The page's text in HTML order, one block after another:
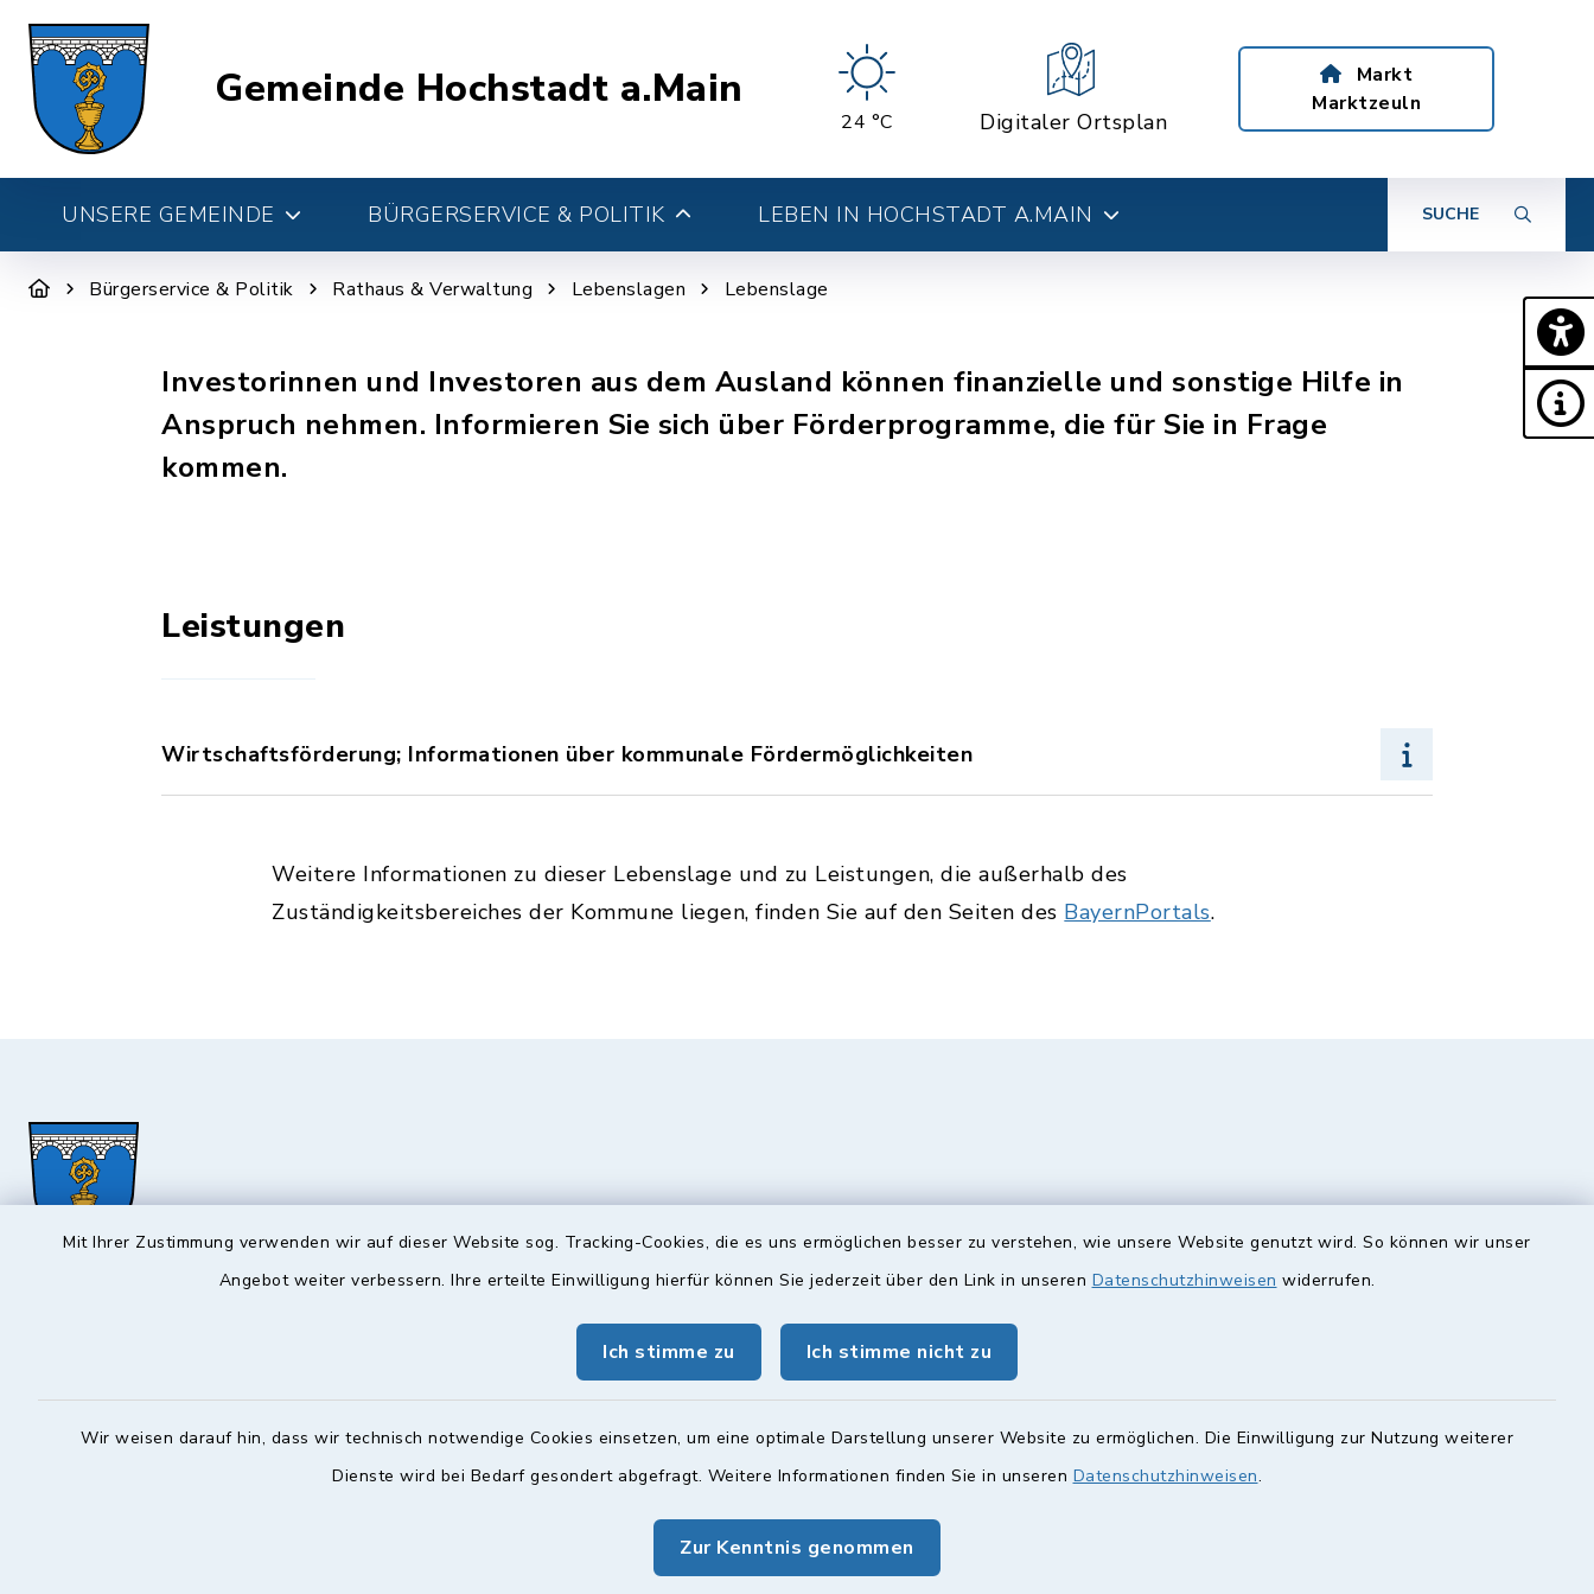
Mit Ihrer Zustimmung verwenden wir auf dieser Website sog. Tracking-Cookies, die es uns ermöglichen besser zu verstehen, wie unsere Website genutzt wird. So können wir unser
Angebot weiter verbessern. Ihre erteilte Einwilligung hierfür können Sie jederzeit über den Link in unseren Datenschutzhinweisen widerrufen.
Ich stimme zu Ich stimme nicht zu
Wir weisen darauf hin, dass wir technisch notwendige Cookies einsetzen, um eine optimale Darstellung unserer Website zu ermöglichen. Die Einwilligung zur Nutzung weiterer
Dienste wird bei Bedarf gesondert abgefragt. Weitere Informationen finden Sie in unseren Datenschutzhinweisen.
Zur Kenntnis genommen
Gemeinde Hochstadt a.Main
24 °C Digitaler Ortsplan
Markt
Marktzeuln
UNSERE GEMEINDE BÜRGERSERVICE & POLITIK LEBEN IN HOCHSTADT A.MAIN SUCHE
Bürgerservice & Politik Rathaus & Verwaltung Lebenslagen Lebenslage
Investorinnen und Investoren aus dem Ausland können finanzielle und sonstige Hilfe in
Anspruch nehmen. Informieren Sie sich über Förderprogramme, die für Sie in Frage
kommen.
Leistungen
Wirtschaftsförderung; Informationen über kommunale Fördermöglichkeiten
Weitere Informationen zu dieser Lebenslage und zu Leistungen, die außerhalb des
Zuständigkeitsbereiches der Kommune liegen, finden Sie auf den Seiten des BayernPortals.
Hochstadt a.Main
96272 Hochstadt a.Main
09574 6236-42
Öffnungszeiten
Montag, Mittwoch und Freitag:
08:00-12:00 Uhr
Donnerstag zusätzlich:
14:30-18:00 Uhr
Sprechstunde:
Diese findet nach Vereinbarung statt.
Weitere Informationen finden Sie hier.
Veranstaltungskalender
geoPortal Lichtenfels